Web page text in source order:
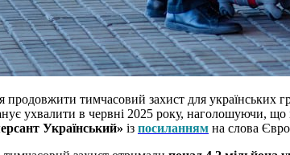
тимчасовий захист для українських
ухвалити в червні 2025 року, наголошуючи, що
Український» із посиланням на слова